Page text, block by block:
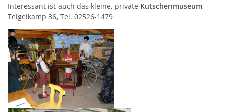
Interessant ist auch das kleine, private Kutschenmuseum,
Teigelkamp 36, Tel. 02526-1479